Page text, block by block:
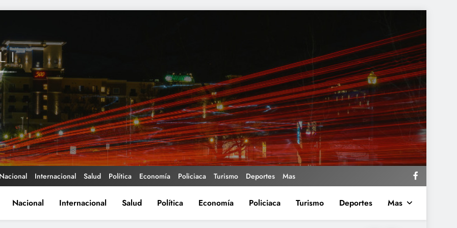
Nacional Internacional Salud Política Economía Policiaca Turismo Deportes Mas
Nacional Internacional Salud Política Economía Policiaca Turismo Deportes Mas